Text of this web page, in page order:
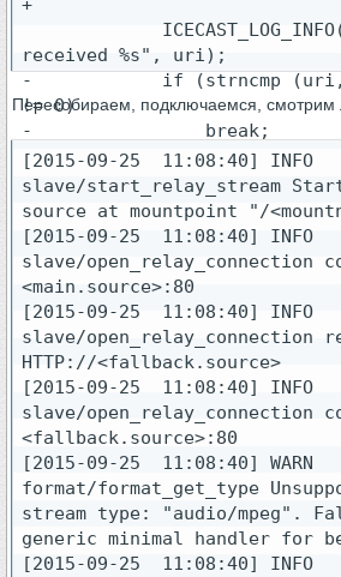
+
received %s", uri);
-            if (strncmp
!= 0)
-                break;
+            for (i = 0; i < 7
i++) {
+                if
tolower(proc[i])) != 0) {
+                    i = 10;
+                    break;
+                }
+            }
+            if (i == 10)
             uri += 7;
             mountpoint = strchr (uri, '/');
Пересобираем, подключаемся, смотрим
[2015-09-25  11:08:40] INFO
slave/start_relay_stream
source at mountpoint "/
[2015-09-25  11:08:40] INFO
slave/open_relay_connection
<main.source>:80
[2015-09-25  11:08:40] INFO
slave/open_relay_connection
HTTP://<fallback.source>
[2015-09-25  11:08:40] INFO
slave/open_relay_connection
<fallback.source>:80
[2015-09-25  11:08:40] WARN
format/format_get_type
stream type: "audio/mpeg".
generic minimal handler for
[2015-09-25  11:08:40] INFO